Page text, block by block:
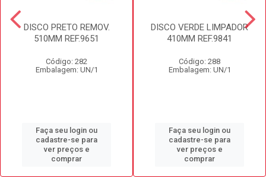
DISCO PRETO REMOV.
510MM REF.9651
Código: 282
Embalagem: UN/1
Faça seu login ou
cadastre-se para
ver preços e
comprar
DISCO VERDE LIMPADOR
410MM REF.9841
Código: 288
Embalagem: UN/1
Faça seu login ou
cadastre-se para
ver preços e
comprar